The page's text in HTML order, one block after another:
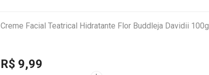
Creme Facial Teatrical Hidratante Flor Buddleja Davidii 100g
R$ 9,99